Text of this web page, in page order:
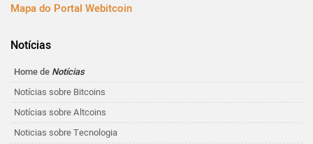
Mapa do Portal Webitcoin
Notícias
Home de Notícias
Notícias sobre Bitcoins
Notícias sobre Altcoins
Noticias sobre Tecnologia